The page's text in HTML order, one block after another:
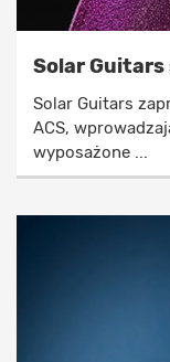
Solar
Solar Guitars
ACS,
wyposażone ...